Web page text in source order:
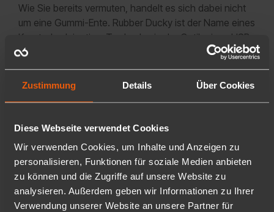
Zustimmung Details Über Cookies
Diese Webseite verwendet Cookies
Wir verwenden Cookies, um Inhalte und Anzeigen zu
personalisieren, Funktionen für soziale Medien anbieten
zu können und die Zugriffe auf unsere Website zu
analysieren. Außerdem geben wir Informationen zu Ihrer
Verwendung unserer Website an unsere Partner für
Wie Sie bereits vermuten, handelt es sich dabei nicht
um eine Gummi-Ente. Rubber Ducky ist der Name eines
Keystroke-Injection-Tools, das in der Optik eines USB-
Sticks daherkommt und beim Anschließen an einen
Computer automatisch schädliche Skripte ausführen
und somit im schlimmsten Fall das gesamte
platzieren und hoffen, dass ein neugieriger Mitarbeiter